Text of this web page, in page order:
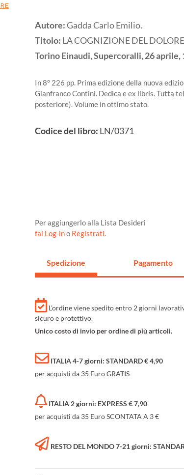
Autore:Gadda Carlo Emilio.
Titolo: LA COGNIZIONE DEL DOLORE
TorinoEinaudi, Supercoralli, 26 aprile,
In 8° 226 pp. Prima edizione della nuova
Gianfranco Contini. Dedica e ex libris. Tutta
posteriore). Volume in ottimo stato.
Codice del libro: LN/0371
Per aggiungerlo alla Lista Desideri
fai Log-ino Registrati.
Spedizione Pagamento
L'ordine viene spedito entro 2 giorni
sicuro e protettivo.
Unico costo di invio per ordine di più articoli.
ITALIA 4-7 giorni: STANDARD € 4,90
per acquisti da 35 Euro GRATIS
ITALIA 2 giorni: EXPRESS € 7,90
per acquisti da 35 Euro SCONTATA A 3 €
RESTO DEL MONDO 7-21 giorni: